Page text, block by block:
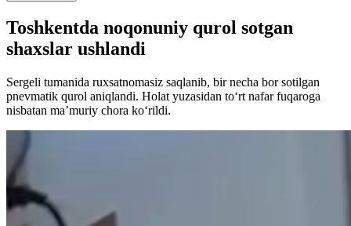
Toshkentda noqonuniy qurol sotgan
shaxslar ushlandi
Sergeli tumanida ruxsatnomasiz saqlanib, bir necha bor sotilgan
pnevmatik qurol aniqlandi. Holat yuzasidan to‘rt nafar fuqaroga
nisbatan ma’muriy chora ko‘rildi.